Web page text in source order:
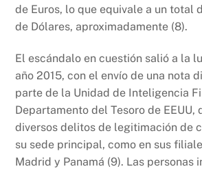
de Euros, lo que equivale a un total
de Dólares, aproximadamente (8).
El escándalo en cuestión salió a la
año 2015, con el envío de una nota
parte de la Unidad de Inteligencia
Departamento del Tesoro de EEUU,
diversos delitos de legitimación de
su sede principal, como en sus
Madrid y Panamá (9). Las personas